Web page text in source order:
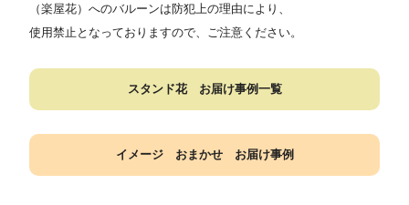
（楽屋花）へのバルーンは防犯上の理由により、
使用禁止となっておりますので、ご注意ください。
スタンド花 お届け事例一覧
イメージ おまかせ お届け事例